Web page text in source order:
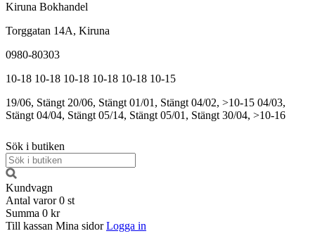
Kiruna Bokhandel
Torggatan 14A, Kiruna
0980-80303
10-18 10-18 10-18 10-18 10-18 10-15
19/06, Stängt 20/06, Stängt 01/01, Stängt 04/02, >10-15 04/03,
Stängt 04/04, Stängt 05/14, Stängt 05/01, Stängt 30/04, >10-16
Sök i butiken
Kundvagn
Antal varor 0 st
Summa 0 kr
Till kassan Mina sidor Logga in